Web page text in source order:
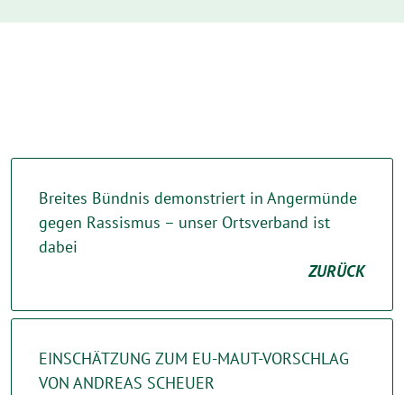
Breites Bündnis demonstriert in Angermünde
gegen Rassismus – unser Ortsverband ist
dabei
ZURÜCK
EINSCHÄTZUNG ZUM EU-MAUT-VORSCHLAG
VON ANDREAS SCHEUER